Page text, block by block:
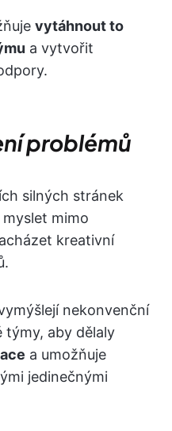
vytáhnout to
a vytvořit
problémů
silných stránek
mimo
kreativní
nekonvenční
týmy, aby dělaly
a umožňuje
jedinečnými